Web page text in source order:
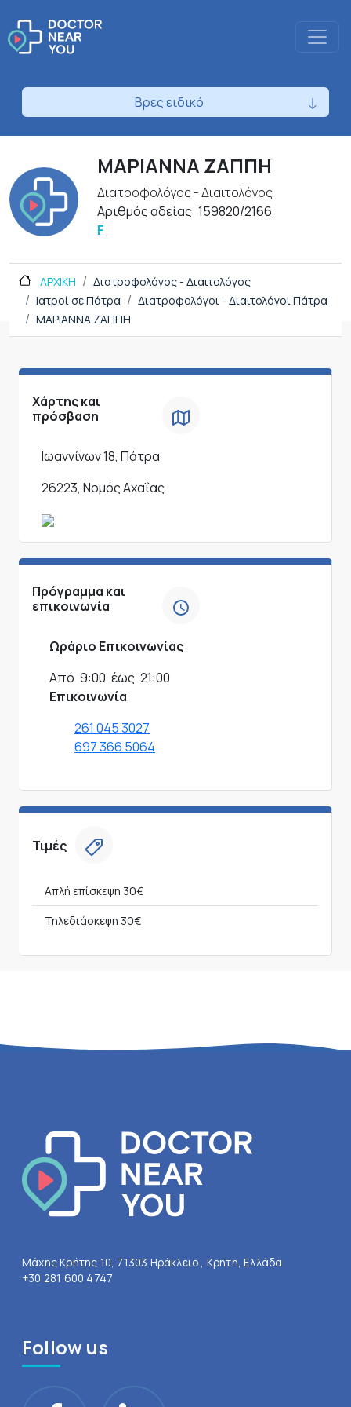
Βρες ειδικό
ΜΑΡΙΑΝΝΑ ΖΑΠΠΗ
Διατροφολόγος - Διαιτολόγος
Αριθμός αδείας: 159820/2166
F
ΑΡΧΙΚΗ
Διατροφολόγος - Διαιτολόγος
Ιατροί σε Πάτρα
Διατροφολόγοι - Διαιτολόγοι Πάτρα
ΜΑΡΙΑΝΝΑ ΖΑΠΠΗ
Χάρτης και
πρόσβαση
Ιωαννίνων 18, Πάτρα
26223, Νομός Αχαΐας
Πρόγραμμα και
επικοινωνία
Ωράριο Επικοινωνίας
Από 9:00 έως 21:00
Επικοινωνία
261 045 3027
697 366 5064
Τιμές
Απλή επίσκεψη 30€
Τηλεδιάσκεψη 30€
Μάχης Κρήτης 10, 71303 Ηράκλειο , Κρήτη, Ελλάδα
+30 281 600 4747
Follow us